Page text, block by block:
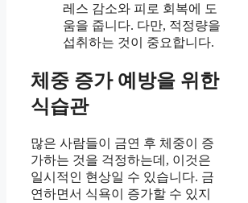
레스 감소와 피로 회복에 도
움을 줍니다. 다만, 적정량을
섭취하는 것이 중요합니다.
체중 증가 예방을 위한
식습관
많은 사람들이 금연 후 체중이 증
가하는 것을 걱정하는데, 이것은
일시적인 현상일 수 있습니다. 금
연하면서 식욕이 증가할 수 있지